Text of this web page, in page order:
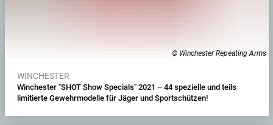
© Winchester Repeating Arms
WINCHESTER
Winchester "SHOT Show Specials" 2021 – 44 spezielle und teils
limitierte Gewehrmodelle für Jäger und Sportschützen!